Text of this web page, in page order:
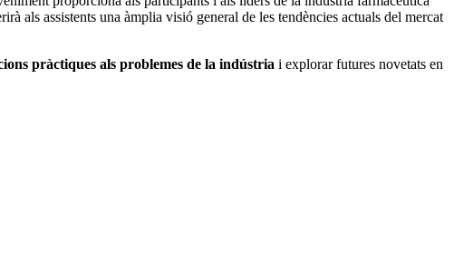
als assistents una àmplia visió general de les tendències actuals del mercat
pràctiques als problemes de la indústria i explorar futures novetats en